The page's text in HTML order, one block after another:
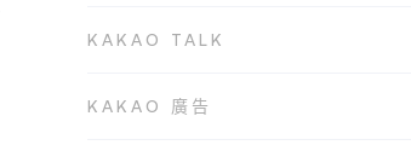
KAKAO TALK
KAKAO 廣告